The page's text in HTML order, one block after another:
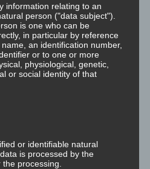
information relating to an
person ("data subject").
is one who can be
in particular by reference
an identification number,
or to one or more
physiological, genetic,
or social identity of that
or identifiable natural
is processed by the
processing.